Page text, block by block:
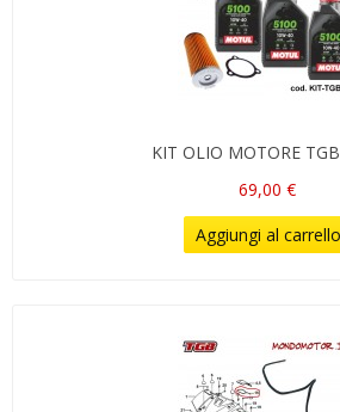
KIT OLIO MOTORE
69,00 €
Aggiungi al carrello